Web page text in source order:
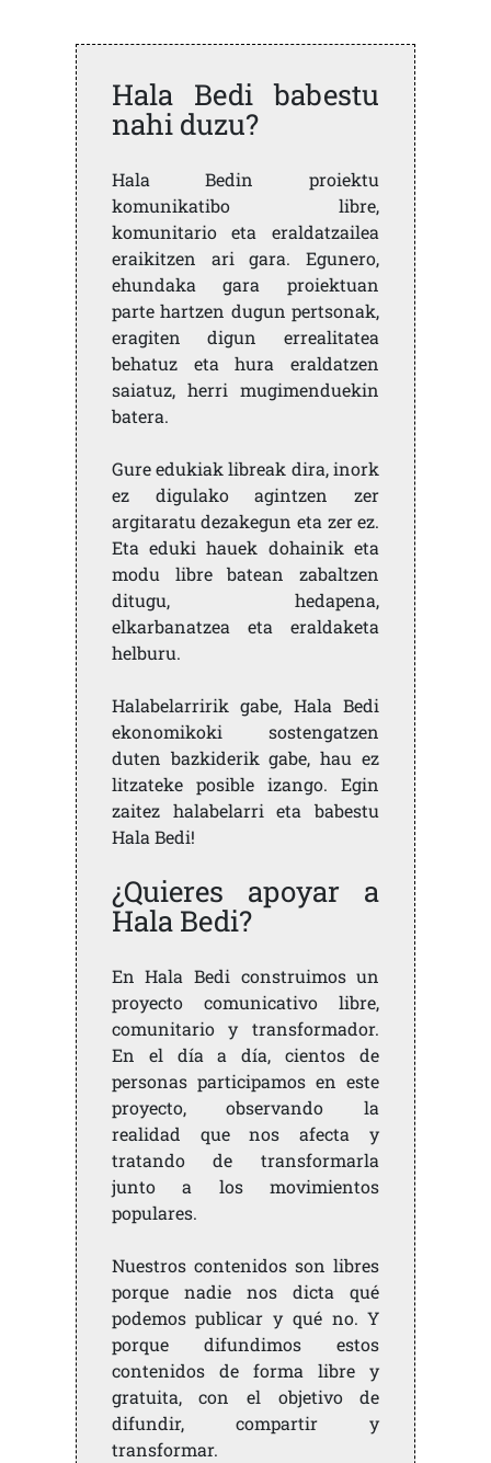
Hala Bedi babestu
nahi duzu?
Hala Bedin proiektu
komunikatibo libre,
komunitario eta eraldatzailea
eraikitzen ari gara. Egunero,
ehundaka gara proiektuan
parte hartzen dugun pertsonak,
eragiten digun errealitatea
behatuz eta hura eraldatzen
saiatuz, herri mugimenduekin
batera.
Gure edukiak libreak dira, inork
ez digulako agintzen zer
argitaratu dezakegun eta zer ez.
Eta eduki hauek dohainik eta
modu libre batean zabaltzen
ditugu, hedapena,
elkarbanatzea eta eraldaketa
helburu.
Halabelarririk gabe, Hala Bedi
ekonomikoki sostengatzen
duten bazkiderik gabe, hau ez
litzateke posible izango. Egin
zaitez halabelarri eta babestu
Hala Bedi!
¿Quieres apoyar a
Hala Bedi?
En Hala Bedi construimos un
proyecto comunicativo libre,
comunitario y transformador.
En el día a día, cientos de
personas participamos en este
proyecto, observando la
realidad que nos afecta y
tratando de transformarla
junto a los movimientos
populares.
Nuestros contenidos son libres
porque nadie nos dicta qué
podemos publicar y qué no. Y
porque difundimos estos
contenidos de forma libre y
gratuita, con el objetivo de
difundir, compartir y
transformar.